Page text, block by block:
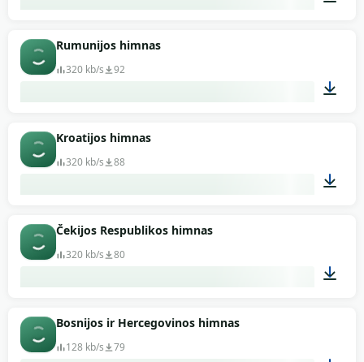
Rumunijos himnas
320 kb/s 92
Kroatijos himnas
320 kb/s 88
Čekijos Respublikos himnas
320 kb/s 80
Bosnijos ir Hercegovinos himnas
128 kb/s 79